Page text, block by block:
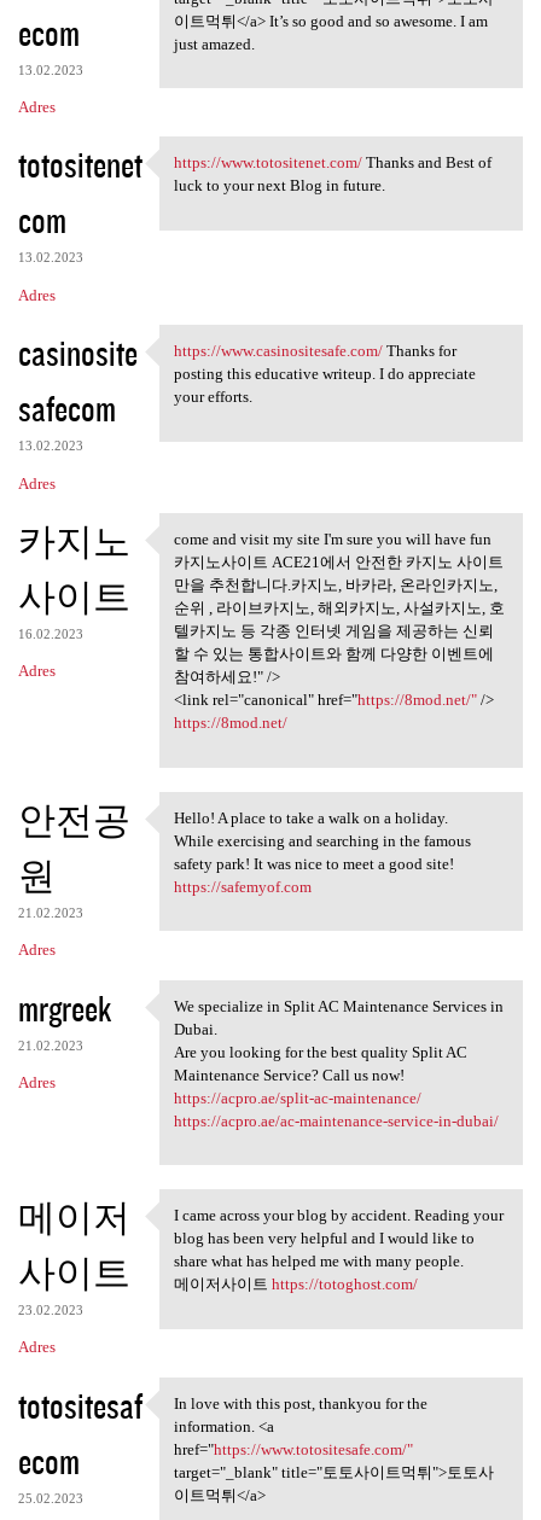
ecom
13.02.2023
Adres
이트먹튀</a> It’s so good and so awesome. I am
just amazed.
totositenet
com
13.02.2023
Adres
https://www.totositenet.com/
https://www.totositenet.com/Thanks and Best of
luck to your next Blog in future.
casinosite
safecom
13.02.2023
Adres
https://www.casinositesafe
https://www.casinositesafe.com/Thanks for
posting this educative writeup. I do appreciate
your efforts.
카지노
사이트
16.02.2023
Adres
come and visit my site I'm
come and visit my site I'm sure you will have fun
카지노사이트 ACE21에서 안전한 카지노 사이트
만을 추천합니다.카지노, 바카라, 온라인카지노,
순위 , 라이브카지노, 해외카지노, 사설카지노, 호
텔카지노 등 각종 인터넷 게임을 제공하는 신뢰
할 수 있는 통합사이트와 함께 다양한 이벤트에
참여하세요!" />
<link rel="canonical" href="https://8mod.net/"/>
https://8mod.net/
안전공
원
21.02.2023
Adres
Hello! A place to take a walk
Hello! A place to take a walk on a holiday.
While exercising and searching in the famous
safety park! It was nice to meet a good site!
https://safemyof.com
mrgreek
21.02.2023
Adres
We specialize in Split AC
We specialize in Split AC Maintenance Services in
Dubai.
Are you looking for the best quality Split AC
Maintenance Service? Call us now!
https://acpro.ae/split-ac-maintenance/
https://acpro.ae/ac-maintenance-service-in-dubai/
메이저
사이트
23.02.2023
Adres
I came across your blog by
I came across your blog by accident. Reading your
blog has been very helpful and I would like to
share what has helped me with many people.
메이저사이트 https://totoghost.com/
totositesaf
ecom
25.02.2023
In love with this post,
In love with this post, thankyou for the
information. <a
href="https://www.totositesafe.com/"
target="_blank" title="토토사이트먹튀">토토사
이트먹튀</a>